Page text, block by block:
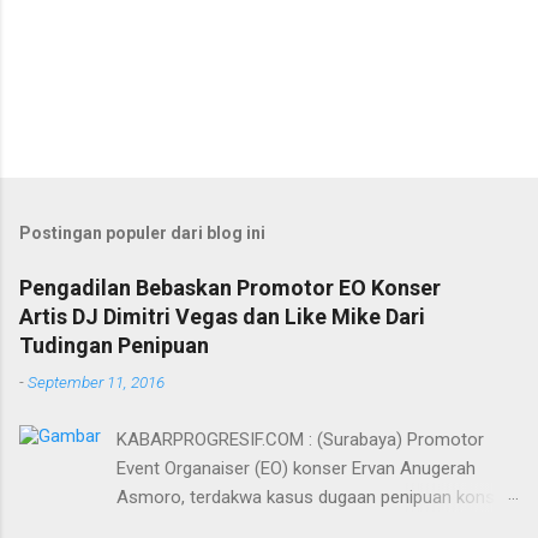
Postingan populer dari blog ini
Pengadilan Bebaskan Promotor EO Konser
Artis DJ Dimitri Vegas dan Like Mike Dari
Tudingan Penipuan
-September 11, 2016
KABARPROGRESIF.COM : (Surabaya) Promotor
Event Organaiser (EO) konser Ervan Anugerah
Asmoro, terdakwa kasus dugaan penipuan konser